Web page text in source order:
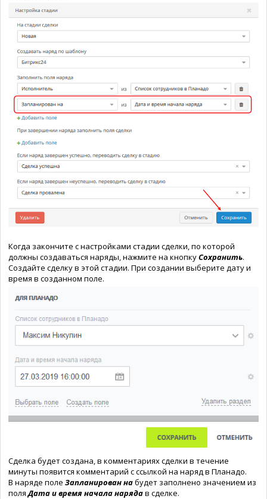
Когда закончите с настройками стадии сделки, по которой
должны создаваться наряды, нажмите на кнопкуСохранить.
Создайте сделку в этой стадии. При создании выберите дату и
время в созданном поле.
Сделка будет создана, в комментариях сделки в течение
минуты появится комментарий с ссылкой на наряд в Планадо.
В наряде поле Запланирован набудет заполнено значением из
поляДата и время начала нарядав сделке.